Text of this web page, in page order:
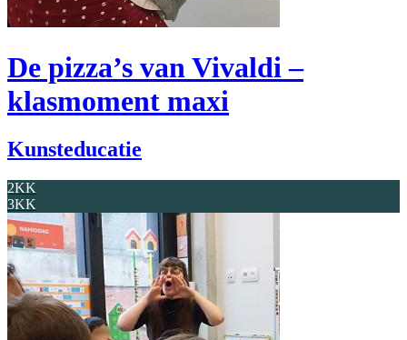
De pizza’s van Vivaldi –
klasmoment maxi
Kunsteducatie
2KK
3KK